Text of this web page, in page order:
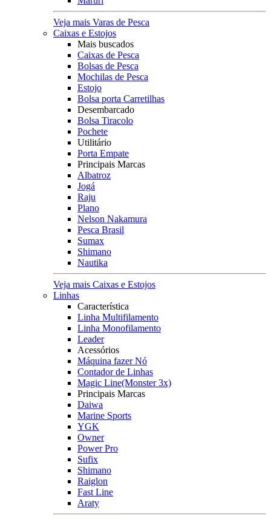
Veja mais Varas de Pesca
Caixas e Estojos
Mais buscados
Caixas de Pesca
Bolsas de Pesca
Mochilas de Pesca
Estojo
Bolsa porta Carretilhas
Desembarcado
Bolsa Tiracolo
Pochete
Utilitário
Porta Empate
Principais Marcas
Albatroz
Jogá
Raju
Plano
Nelson Nakamura
Pesca Brasil
Sumax
Shimano
Nautika
Veja mais Caixas e Estojos
Linhas
Característica
Linha Multifilamento
Linha Monofilamento
Leader
Acessórios
Máquina fazer Nó
Contador de Linhas
Magic Line(Monster 3x)
Principais Marcas
Daiwa
Marine Sports
YGK
Owner
Power Pro
Sufix
Shimano
Raiglon
Fast Line
Araty